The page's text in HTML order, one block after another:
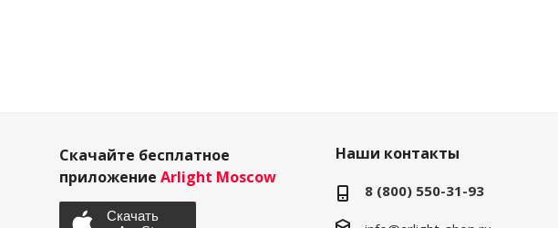
Скачайте бесплатное
приложение Arlight Moscow
Наши контакты
8 (800) 550-31-93